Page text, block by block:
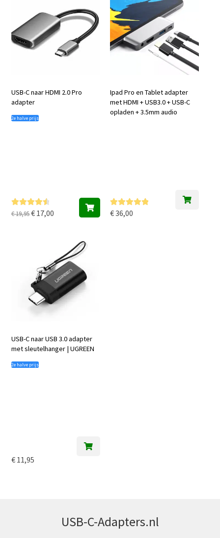
USB-C naar HDMI 2.0 Pro
adapter
Gewaardee
€19,95Oorspronkelijke
€17,00Huidige
€ 17,00.
2e halve prijs
Ipad Pro en Tablet adapter
met HDMI + USB3.0 + USB-C
opladen + 3.5mm audio
Gewaardeer
€36,00
USB-C naar USB 3.0 adapter
met sleutelhanger | UGREEN
€11,95
2e halve prijs
USB-C-Adapters.nl